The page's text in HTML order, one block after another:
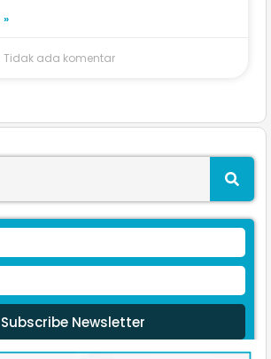
Tidak ada komentar
Subscribe Newsletter